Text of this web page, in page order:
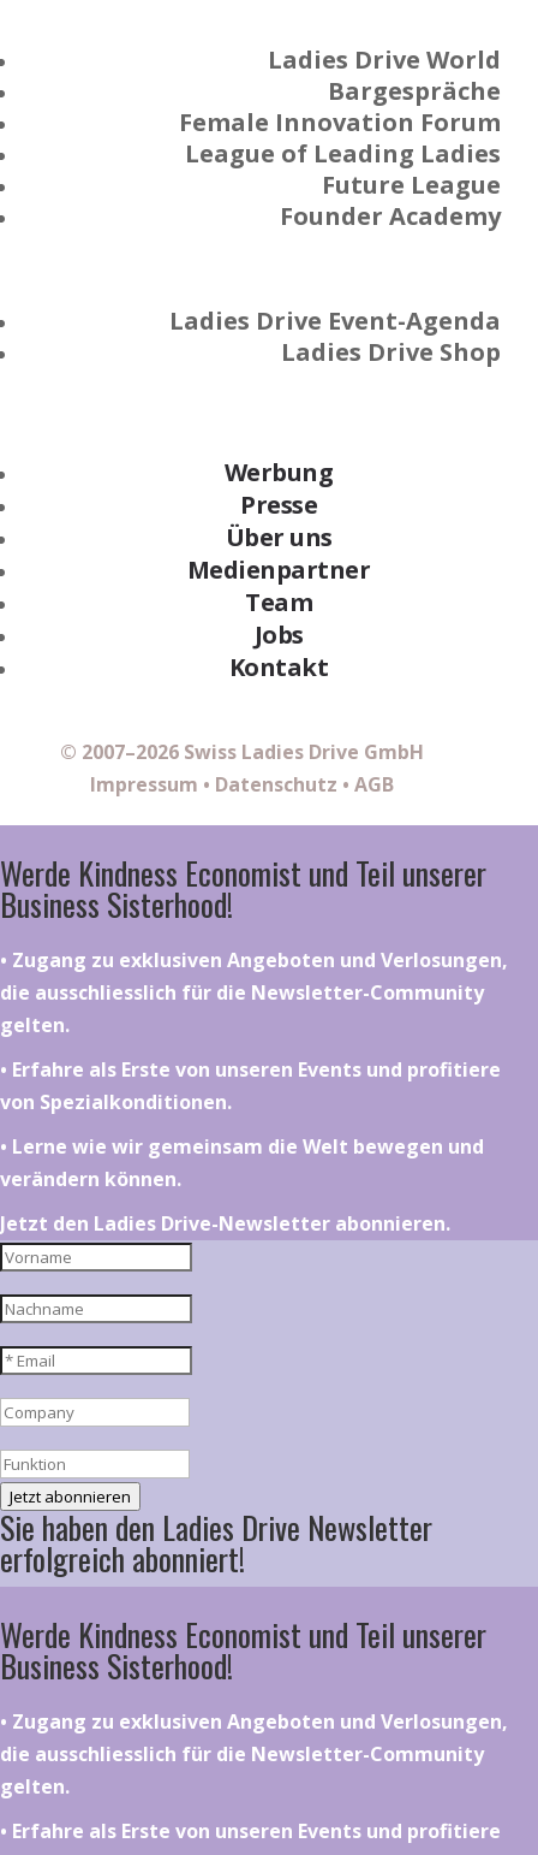
Ladies Drive World
Bargespräche
Female Innovation Forum
League of Leading Ladies
Future League
Founder Academy
Ladies Drive Event-Agenda
Ladies Drive Shop
Werbung
Presse
Über uns
Medienpartner
Team
Jobs
Kontakt
© 2007–2026 Swiss Ladies Drive GmbH
Impressum • Datenschutz •AGB
Werde Kindness Economist und Teil unserer
Business Sisterhood!
•⁠ ⁠⁠Zugang zu exklusiven Angeboten und Verlosungen,
die ausschliesslich für die Newsletter-Community
gelten.
•⁠ ⁠⁠Erfahre als Erste von unseren Events und profitiere
von Spezialkonditionen.
•⁠ ⁠⁠Lerne wie wir gemeinsam die Welt bewegen und
verändern können.
Jetzt den Ladies Drive-Newsletter abonnieren.
Jetzt abonnieren
Sie haben den Ladies Drive Newsletter
erfolgreich abonniert!
Werde Kindness Economist und Teil unserer
Business Sisterhood!
•⁠ ⁠⁠Zugang zu exklusiven Angeboten und Verlosungen,
die ausschliesslich für die Newsletter-Community
gelten.
•⁠ ⁠⁠Erfahre als Erste von unseren Events und profitiere